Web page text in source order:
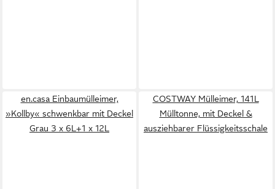
en.casa Einbaumülleimer,
»Kollby« schwenkbar mit Deckel
Grau 3 x 6L+1 x 12L
COSTWAY Mülleimer, 141L
Mülltonne, mit Deckel &
ausziehbarer Flüssigkeitsschale